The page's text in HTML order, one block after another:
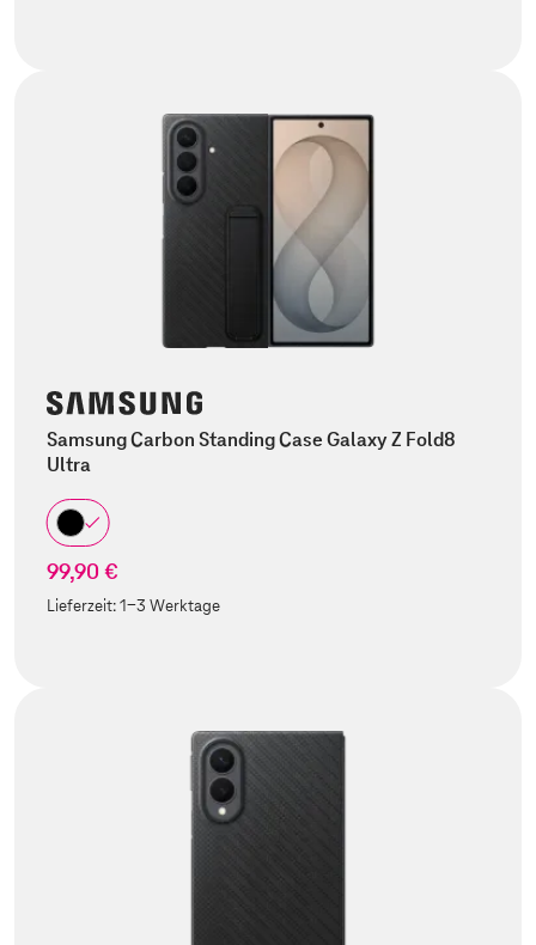
Samsung Carbon Standing Case Galaxy Z Fold8
Ultra
99,90 €
Lieferzeit:1-3 Werktage